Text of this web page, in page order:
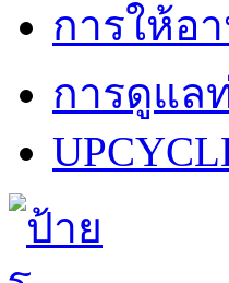
การให้อ
การดูแล